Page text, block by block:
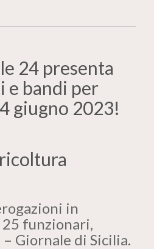
24 presenta
e bandi per
giugno 2023!
in
funzionari,
Giornale di Sicilia.